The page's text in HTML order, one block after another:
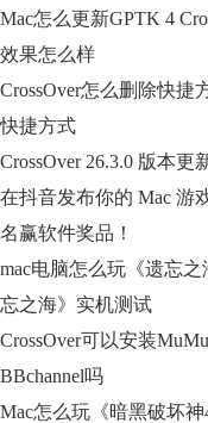
Mac怎么更新GPTK 4
效果怎么样
CrossOver怎么删除快捷
快捷方式
CrossOver 26.3.0 版本更
在抖音发布你的 Mac 游
名赢软件奖品！
mac电脑怎么玩《遗忘
忘之海》实机测试
CrossOver可以安装
BBchannel吗
Mac怎么玩《暗黑破坏